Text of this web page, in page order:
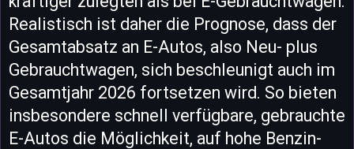
Realistisch ist daher die Prognose, dass der
Gesamtabsatz an E-Autos, also Neu- plus
Gebrauchtwagen, sich beschleunigt auch im
Gesamtjahr 2026 fortsetzen wird. So bieten
insbesondere schnell verfügbare, gebrauchte
E-Autos die Möglichkeit, auf hohe Benzin-